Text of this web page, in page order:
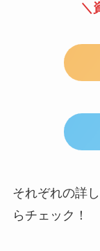
＼
それぞれの詳
らチェック！